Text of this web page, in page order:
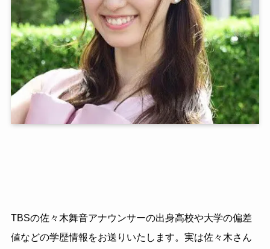
TBSの佐々木舞音アナウンサーの出身高校や大学の偏差
値などの学歴情報をお送りいたします。実は佐々木さん